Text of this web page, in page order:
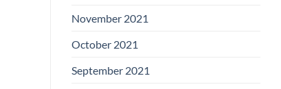
November 2021
October 2021
September 2021